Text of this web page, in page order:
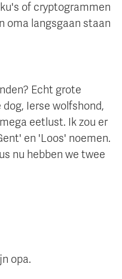
of cryptogrammen
oma langsgaan staan
Echt grote
Ierse wolfshond,
eetlust. Ik zou er
en 'Loos' noemen.
nu hebben we twee
opa.